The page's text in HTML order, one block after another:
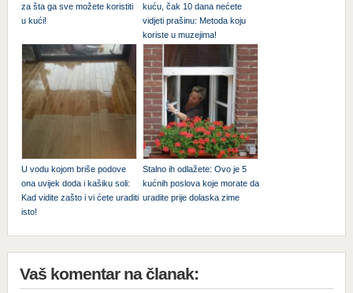
za šta ga sve možete koristiti
u kući!
kuću, čak 10 dana nećete
vidjeti prašinu: Metoda koju
koriste u muzejima!
U vodu kojom briše podove
ona uvijek doda i kašiku soli:
Kad vidite zašto i vi ćete uraditi
isto!
Stalno ih odlažete: Ovo je 5
kućnih poslova koje morate da
uradite prije dolaska zime
Vaš komentar na članak: